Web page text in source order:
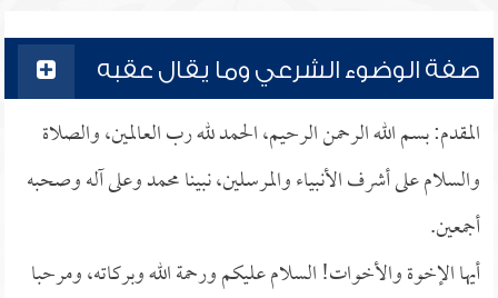
صفة الوضوء الشرعي وما يقال عقبه
المقدم: بسم الله الرحمن الرحيم، الحمد لله رب العالمين، والصلاة
والسلام على أشرف الأنبياء والمرسلين، نبينا محمد وعلى آله وصحبه
أجمعين.
أيها الإخوة والأخوات! السلام عليكم ورحمة الله وبركاته، ومرحبا